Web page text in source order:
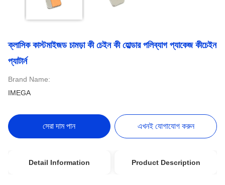
ক্লাসিক কাস্টমাইজড চামড়া কী চেইন কী হোল্ডার পলিব্যাগ প্যাকেজ কীচেইন
প্যাটার্ন
Brand Name:
IMEGA
সেরা দাম পান এখনই যোগাযোগ করুন
Detail Information Product Description